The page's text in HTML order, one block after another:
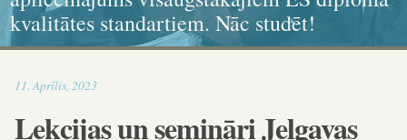
kvalitātes standartiem. Nāc studēt!
ikonogrāfija, grafika, kaligrāfija
dokumenta standartiem!
un karitatīvajā sociālajā darbā
11.Aprīlis, 202316:06
Lekcijas un semināri Jelgavas